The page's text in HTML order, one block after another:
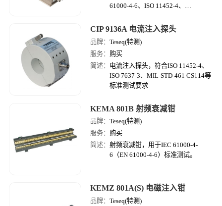
61000-4-6、ISO 11452-4、
461 CS114（包括版本“G”）标准。
CIP 9136A 电流注入探头
品牌：Teseq(特测)
服务： 购买
简述： 电流注入探头，符合ISO 11452-4、
ISO 7637-3、MIL-STD-461 CS114等
标准测试要求
KEMA 801B 射频衰减钳
品牌：Teseq(特测)
服务： 购买
简述：射频衰减钳，用于IEC 61000-4-
6（EN 61000-4-6）标准测试。
KEMZ 801A(S) 电磁注入钳
品牌：Teseq(特测)